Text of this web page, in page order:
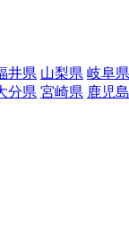
井県 山梨県 岐阜県
分県 宮崎県 鹿児